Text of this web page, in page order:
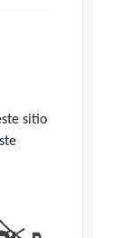
sitio